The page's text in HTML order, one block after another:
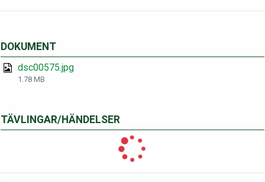
DOKUMENT
dsc00575.jpg
1.78 MB
TÄVLINGAR/HÄNDELSER